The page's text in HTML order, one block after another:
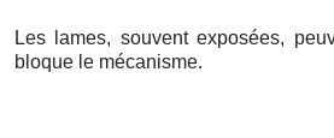
Les lames, souvent exposées,
bloque le mécanisme.